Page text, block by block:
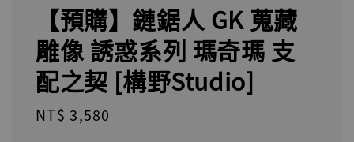
【預購】鏈鋸人 GK 蒐藏
雕像 誘惑系列 瑪奇瑪 支
配之契 [構野Studio]
Regular
NT$ 3,580